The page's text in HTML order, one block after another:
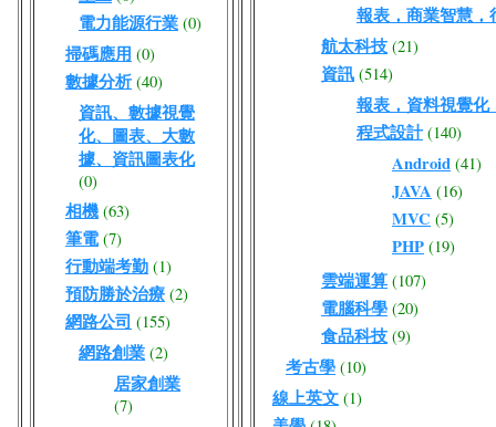
電力能源行業 (0)
掃碼應用 (0)
數據分析 (40)
資訊、數據視覺
化、圖表、大數
據、資訊圖表化
(0)
相機 (63)
筆電 (7)
行動端考勤 (1)
預防勝於治療 (2)
網路公司 (155)
網路創業 (2)
居家創業
(7)
報表，商業智慧，
航太科技 (21)
資訊 (514)
報表，資料視覺
程式設計 (140)
Android (41)
JAVA (16)
MVC (5)
PHP (19)
雲端運算 (107)
電腦科學 (20)
食品科技 (9)
考古學 (10)
線上英文 (1)